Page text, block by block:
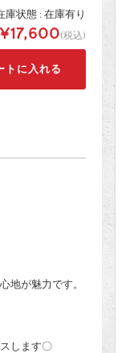
庫状態 : 在庫有り
¥17,600(税込)
地が魅力です。
します〇